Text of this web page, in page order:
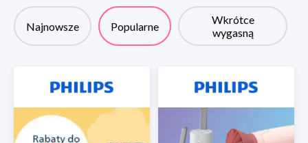
Najnowsze Popularne
Wkrótce
wygasną